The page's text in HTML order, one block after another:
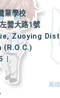
業學校
營大路1號
Zuoying
(R.O.C.)
|